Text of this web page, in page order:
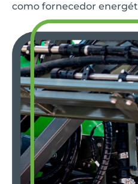
como fornecedor